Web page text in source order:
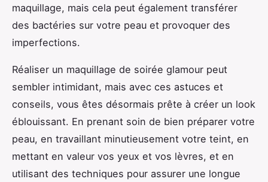
maquillage, mais cela peut également transférer
des bactéries sur votre peau et provoquer des
imperfections.
Réaliser un maquillage de soirée glamour peut
sembler intimidant, mais avec ces astuces et
conseils, vous êtes désormais prête à créer un look
éblouissant. En prenant soin de bien préparer votre
peau, en travaillant minutieusement votre teint, en
mettant en valeur vos yeux et vos lèvres, et en
utilisant des techniques pour assurer une longue